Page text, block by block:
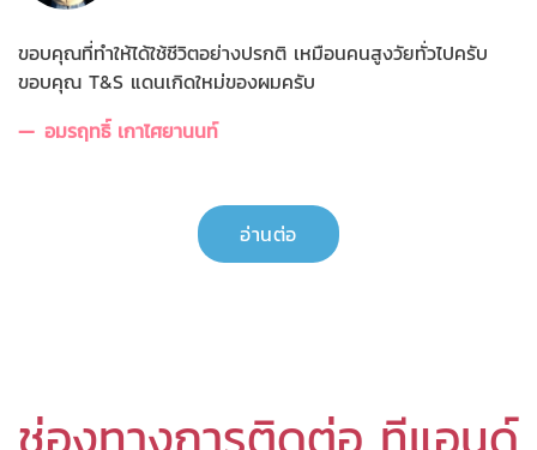
ขอบคุณที่ทำให้ได้ใช้ชีวิตอย่างปรกติ เหมือนคนสูงวัยทั่วไปครับ
ขอบคุณ T&S แดนเกิดใหม่ของผมครับ
อมรฤทธิ์ เกาไศยานนท์
อ่านต่อ